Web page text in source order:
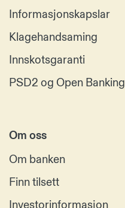
Informasjonskapslar
Klagehandsaming
Innskotsgaranti
PSD2 og Open Banking
Om oss
Om banken
Finn tilsett
Investorinformasjon